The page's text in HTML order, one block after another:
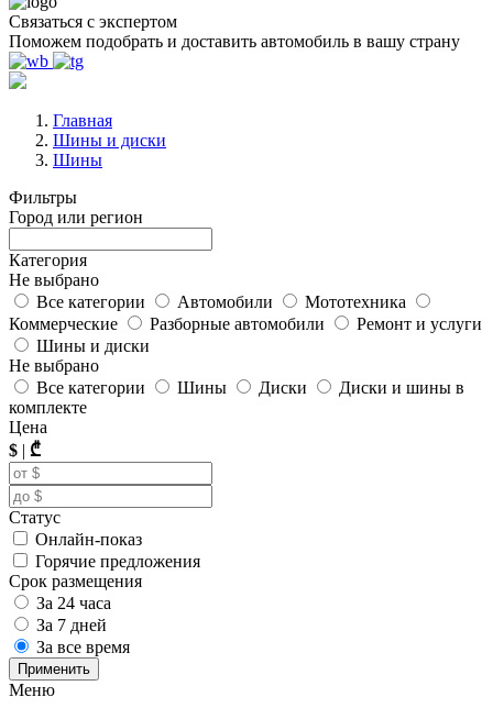
Связаться с экспертом
Поможем подобрать и доставить автомобиль в вашу страну
Главная
Шины и диски
Шины
Фильтры
Город или регион
Категория
Не выбрано
Все категории
Автомобили
Мототехника
Коммерческие
Разборные автомобили
Ремонт и услуги
Шины и диски
Не выбрано
Все категории
Шины Диски
Диски и шины в
комплекте
Цена
$ | ₾
Статус
Онлайн-показ
Горячие предложения
Срок размещения
За 24 часа
За 7 дней
За все время
Применить
Меню